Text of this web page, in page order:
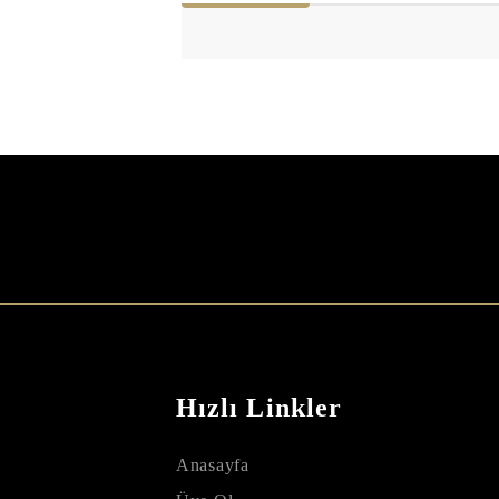
Hızlı Linkler
Anasayfa